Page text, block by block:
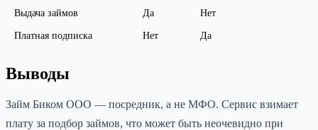
Выдача займов Да Нет
Платная подписка Нет Да
Выводы
Займ Биком ООО — посредник, а не МФО. Сервис взимает
плату за подбор займов, что может быть неочевидно при